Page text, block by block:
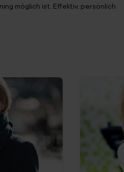
möglich ist. Effektiv, persönlich